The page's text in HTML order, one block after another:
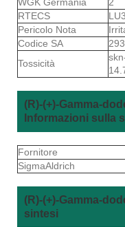
RTECS
Pericolo Nota
Codice SA
Tossicità
(R)-(+)-Gamma-
Informazioni sulla
Fornitore
SigmaAldrich
(R)-(+)-Gamma-
sintesi